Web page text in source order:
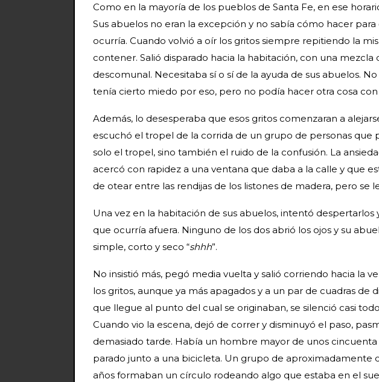
Como en la mayoría de los pueblos de Santa Fe, en ese
Sus abuelos no eran la excepción y no sabía cómo hacer
ocurría. Cuando volvió a oír los gritos siempre repitiendo la
contener. Salió disparado hacia la habitación, con una mezcla
descomunal. Necesitaba sí o sí de la ayuda de sus abuelos.
tenía cierto miedo por eso, pero no podía hacer otra cosa
Además, lo desesperaba que esos gritos comenzaran a
escuchó el tropel de la corrida de un grupo de personas que
solo el tropel, sino también el ruido de la confusión. La
acercó con rapidez a una ventana que daba a la calle y que
de otear entre las rendijas de los listones de madera, pero se
Una vez en la habitación de sus abuelos, intentó
que ocurría afuera. Ninguno de los dos abrió los ojos y su
simple, corto y seco “shhh”.
No insistió más, pegó media vuelta y salió corriendo hacia la
los gritos, aunque ya más apagados y a un par de cuadras de
que llegue al punto del cual se originaban, se silenció casi
Cuando vio la escena, dejó de correr y disminuyó el paso,
demasiado tarde. Había un hombre mayor de unos
parado junto a una bicicleta. Un grupo de aproximadamente
años formaban un círculo rodeando algo que estaba en el